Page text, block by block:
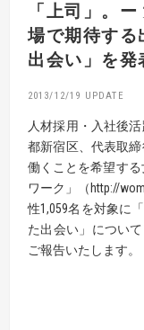
「上司」。
場で期待する
出会い」を発
2013/12/19
人材採用・入社後
都新宿区、代表取
働くことを希望す
ワーク」（http://
性1,059名を対象に
た出会い」につい
ご報告いたします。